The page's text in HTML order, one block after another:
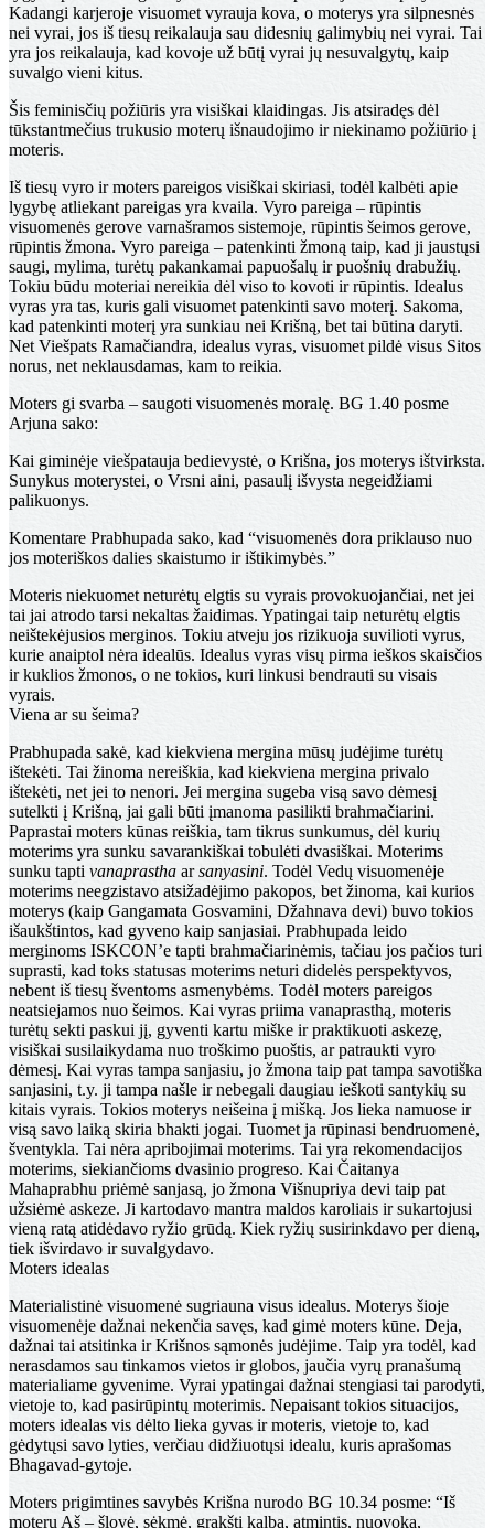
Kadangi karjeroje visuomet vyrauja kova, o moterys yra silpnesnės
nei vyrai, jos iš tiesų reikalauja sau didesnių galimybių nei vyrai. Tai
yra jos reikalauja, kad kovoje už būtį vyrai jų nesuvalgytų, kaip
suvalgo vieni kitus.
Šis feminisčių požiūris yra visiškai klaidingas. Jis atsiradęs dėl
tūkstantmečius trukusio moterų išnaudojimo ir niekinamo požiūrio į
moteris.
Iš tiesų vyro ir moters pareigos visiškai skiriasi, todėl kalbėti apie
lygybę atliekant pareigas yra kvaila. Vyro pareiga – rūpintis
visuomenės gerove varnašramos sistemoje, rūpintis šeimos gerove,
rūpintis žmona. Vyro pareiga – patenkinti žmoną taip, kad ji jaustųsi
saugi, mylima, turėtų pakankamai papuošalų ir puošnių drabužių.
Tokiu būdu moteriai nereikia dėl viso to kovoti ir rūpintis. Idealus
vyras yra tas, kuris gali visuomet patenkinti savo moterį. Sakoma,
kad patenkinti moterį yra sunkiau nei Krišną, bet tai būtina daryti.
Net Viešpats Ramačiandra, idealus vyras, visuomet pildė visus Sitos
norus, net neklausdamas, kam to reikia.
Moters gi svarba – saugoti visuomenės moralę. BG 1.40 posme
Arjuna sako:
Kai giminėje viešpatauja bedievystė, o Krišna, jos moterys ištvirksta.
Sunykus moterystei, o Vrsni aini, pasaulį išvysta negeidžiami
palikuonys.
Komentare Prabhupada sako, kad “visuomenės dora priklauso nuo
jos moteriškos dalies skaistumo ir ištikimybės.”
Moteris niekuomet neturėtų elgtis su vyrais provokuojančiai, net jei
tai jai atrodo tarsi nekaltas žaidimas. Ypatingai taip neturėtų elgtis
neištekėjusios merginos. Tokiu atveju jos rizikuoja suvilioti vyrus,
kurie anaiptol nėra idealūs. Idealus vyras visų pirma ieškos skaisčios
ir kuklios žmonos, o ne tokios, kuri linkusi bendrauti su visais
vyrais.
Viena ar su šeima?
Prabhupada sakė, kad kiekviena mergina mūsų judėjime turėtų
ištekėti. Tai žinoma nereiškia, kad kiekviena mergina privalo
ištekėti, net jei to nenori. Jei mergina sugeba visą savo dėmesį
sutelkti į Krišną, jai gali būti įmanoma pasilikti brahmačiarini.
Paprastai moters kūnas reiškia, tam tikrus sunkumus, dėl kurių
moterims yra sunku savarankiškai tobulėti dvasiškai. Moterims
sunku tapti vanaprastha arsanyasini. Todėl Vedų visuomenėje
moterims neegzistavo atsižadėjimo pakopos, bet žinoma, kai kurios
moterys (kaip Gangamata Gosvamini, Džahnava devi) buvo tokios
išaukštintos, kad gyveno kaip sanjasiai. Prabhupada leido
merginoms ISKCON’e tapti brahmačiarinėmis, tačiau jos pačios turi
suprasti, kad toks statusas moterims neturi didelės perspektyvos,
nebent iš tiesų šventoms asmenybėms. Todėl moters pareigos
neatsiejamos nuo šeimos. Kai vyras priima vanaprasthą, moteris
turėtų sekti paskui jį, gyventi kartu miške ir praktikuoti askezę,
visiškai susilaikydama nuo troškimo puoštis, ar patraukti vyro
dėmesį. Kai vyras tampa sanjasiu, jo žmona taip pat tampa savotiška
sanjasini, t.y. ji tampa našle ir nebegali daugiau ieškoti santykių su
kitais vyrais. Tokios moterys neišeina į mišką. Jos lieka namuose ir
visą savo laiką skiria bhakti jogai. Tuomet ja rūpinasi bendruomenė,
šventykla. Tai nėra apribojimai moterims. Tai yra rekomendacijos
moterims, siekiančioms dvasinio progreso. Kai Čaitanya
Mahaprabhu priėmė sanjasą, jo žmona Višnupriya devi taip pat
užsiėmė askeze. Ji kartodavo mantra maldos karoliais ir sukartojusi
vieną ratą atidėdavo ryžio grūdą. Kiek ryžių susirinkdavo per dieną,
tiek išvirdavo ir suvalgydavo.
Moters idealas
Materialistinė visuomenė sugriauna visus idealus. Moterys šioje
visuomenėje dažnai nekenčia savęs, kad gimė moters kūne. Deja,
dažnai tai atsitinka ir Krišnos sąmonės judėjime. Taip yra todėl, kad
nerasdamos sau tinkamos vietos ir globos, jaučia vyrų pranašumą
materialiame gyvenime. Vyrai ypatingai dažnai stengiasi tai parodyti,
vietoje to, kad pasirūpintų moterimis. Nepaisant tokios situacijos,
moters idealas vis dėlto lieka gyvas ir moteris, vietoje to, kad
gėdytųsi savo lyties, verčiau didžiuotųsi idealu, kuris aprašomas
Bhagavad-gytoje.
Moters prigimtines savybės Krišna nurodo BG 10.34 posme: “Iš
moterų Aš – šlovė, sėkmė, grakšti kalba, atmintis, nuovoka,